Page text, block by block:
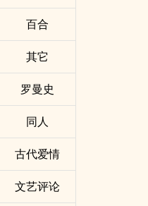
百合
其它
罗曼史
同人
古代爱情
文艺评论